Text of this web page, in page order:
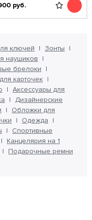
руб.
ключей
Зонты
наушиков
брелоки
карточек
Аксессуары для
Дизайнерские
Обложки для
Одежда
Спортивные
Канцелярия на 1
Подарочные ремни